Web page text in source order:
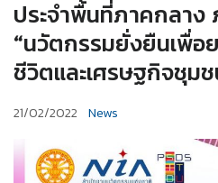
ประจำพื้นที่ภาคกลาง
“นวัตกรรมยั่งยืนเพื่
ชีวิตและเศรษฐกิจชุม
21/02/2022 News